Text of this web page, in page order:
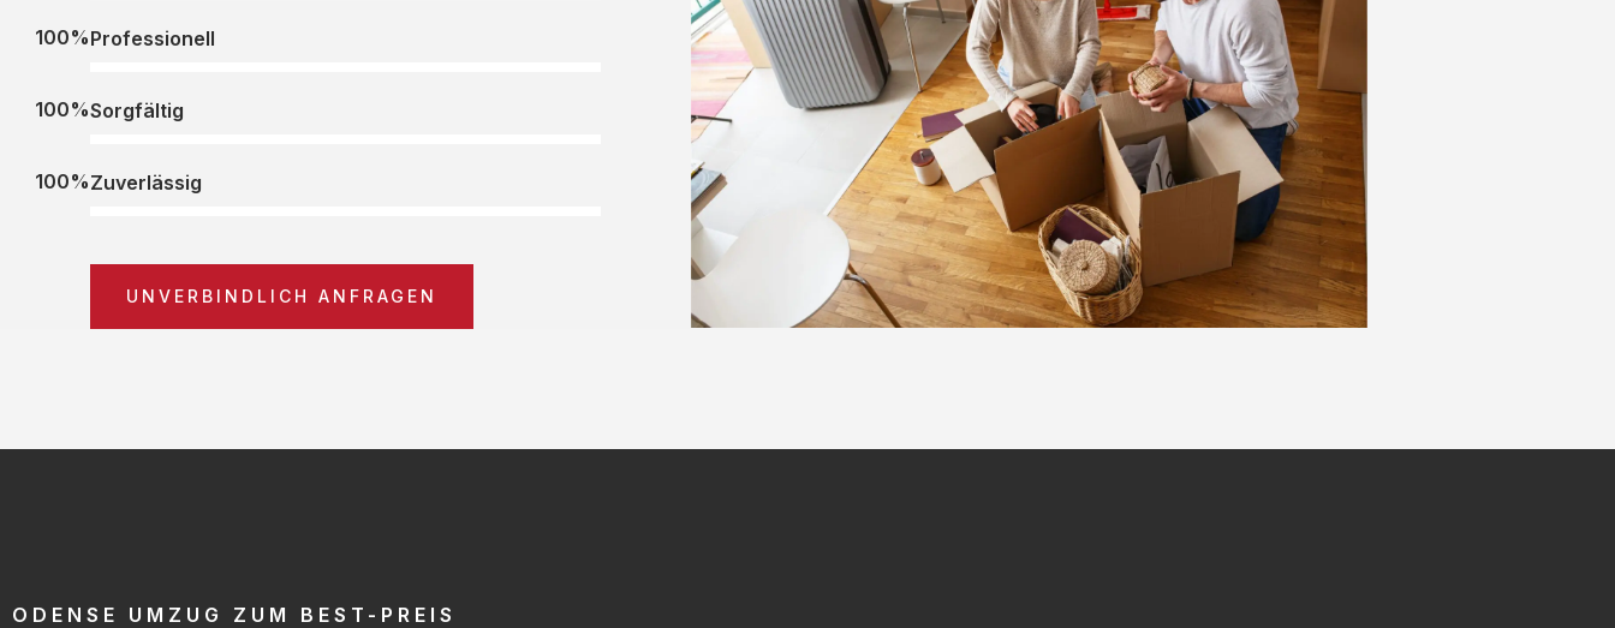
Professionell
100%
Sorgfältig
100%
Zuverlässig
100%
UNVERBINDLICH ANFRAGEN
ODENSE UMZUG ZUM BEST-PREIS